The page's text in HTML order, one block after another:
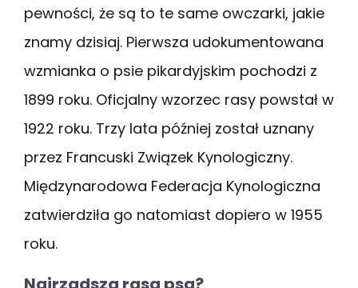
pewności, że są to te same owczarki, jakie
znamy dzisiaj. Pierwsza udokumentowana
wzmianka o psie pikardyjskim pochodzi z
1899 roku. Oficjalny wzorzec rasy powstał w
1922 roku. Trzy lata później został uznany
przez Francuski Związek Kynologiczny.
Międzynarodowa Federacja Kynologiczna
zatwierdziła go natomiast dopiero w 1955
roku.